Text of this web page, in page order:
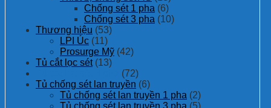
Chống sét 1 pha (6)
Chống sét 3 pha (10)
Thương hiệu (53)
LPI Úc (11)
Prosurge Mỹ (42)
Tủ cắt lọc sét (13)
(72)
Tủ chống sét lan truyền (6)
Tủ chống sét lan truyền 1 pha (2)
Tủ chống sét lan truyền 3 pha (5)